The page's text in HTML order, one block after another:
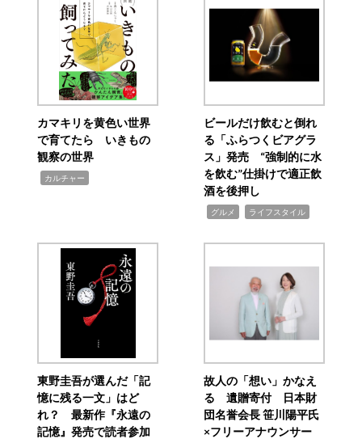
カマキリを黄色い世界
で育てたら いきもの
観察の世界
カルチャー
ビールだけ飲むと倒れ
る「ふらつくビアグラ
ス」発売 “強制的に水
を飲む”仕掛けで適正飲
酒を後押し
グルメ ライフスタイル
東野圭吾が選んだ「記
憶に残る一文」はど
れ？ 最新作『永遠の
記憶』発売で読者参加
故人の「想い」かなえ
る 遺贈寄付 日本財
団名誉会長 笹川陽平氏
×フリーアナウンサー